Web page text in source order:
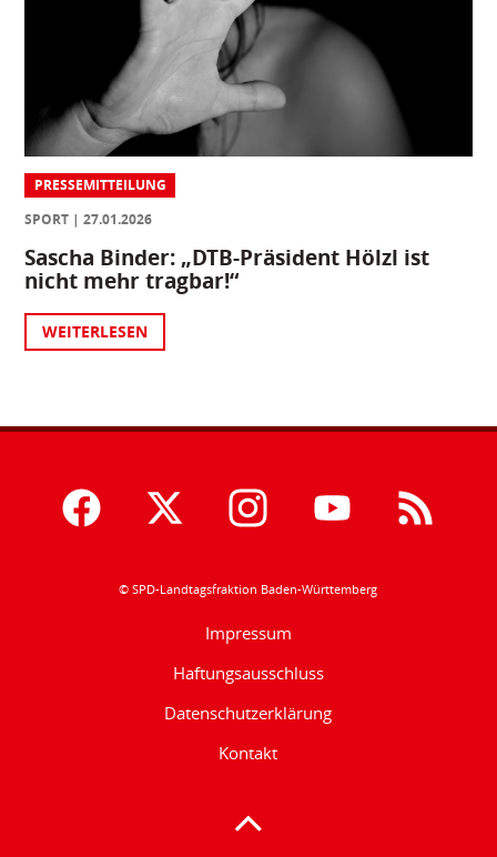
PRESSEMITTEILUNG
SPORT
27.01.2026
Sascha Binder: „DTB-Präsident Hölzl ist
nicht mehr tragbar!“
WEITERLESEN
© SPD-Landtagsfraktion Baden-Württemberg
Impressum
Haftungsausschluss
Datenschutzerklärung
Kontakt